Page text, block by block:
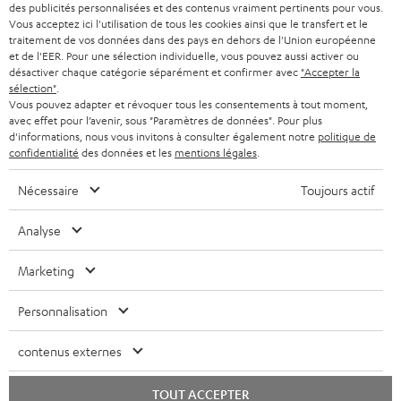
e
t
t
e
r
CASQUES AUDIO
CASQUES BLUETOOTH AUDIO
SYSTEMES COMPLETS
ENCEINTES
ULTIMA
ÉCOUTEURS INTRA-AURICULAIRES
FANSHOP
NOUVEAUTÉS
NEWSLETTER
MAGASINS
AVANTAGES D’ACHAT
L’HISTOIRE DE TEUFEL
PAYS-BAS
BELGIQUE
FRANCE
POLOGNE
ITALIE
USA
AUTRES PAYS
Sous réserve de modifications techniques, de fautes de frappe et d’autres
erreurs. Les accessoires figurant sur l’image ne font pas partie du contenu de
Mentions légales CGV
des publicités personnalisées et des contenus vraiment pertinents pour vous.
Vous acceptez ici l'utilisation de tous les cookies ainsi que le transfert et le
traitement de vos données dans des pays en dehors de l'Union européenne
et de l'EER. Pour une sélection individuelle, vous pouvez aussi activer ou
désactiver chaque catégorie séparément et confirmer avec "Accepter la
sélection"
Vous pouvez adapter et révoquer tous les consentements à tout moment,
avec effet pour l’avenir, sous "Paramètres de données". Pour plus
d'informations, nous vous invitons à consulter également notre politique de
confidentialité des données et les mentions légales
Nécessaire Toujours actif
Analyse
Marketing
Personnalisation
contenus externes
TOUT ACCEPTER